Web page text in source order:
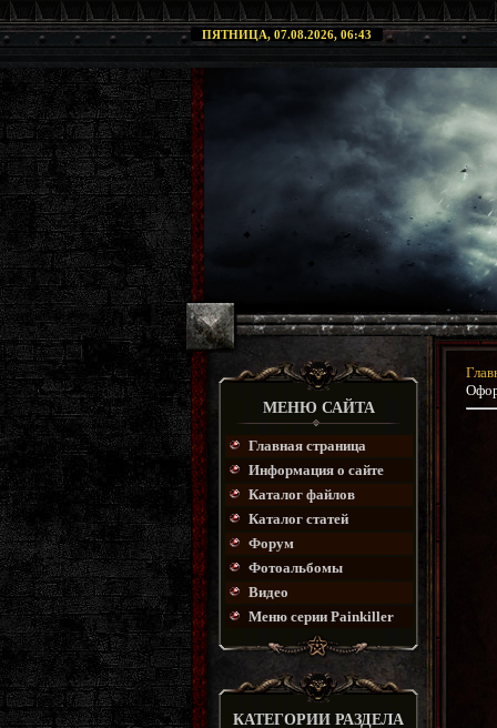
ПЯТНИЦА, 07.08.2026, 06:43
МЕНЮ САЙТА
Главная страница
Информация о сайте
Каталог файлов
Каталог статей
Форум
Фотоальбомы
Видео
Меню серии Painkiller
КАТЕГОРИИ РАЗДЕЛА